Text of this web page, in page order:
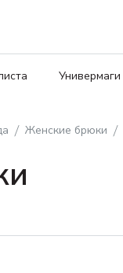
Универмаги
Женские брюки